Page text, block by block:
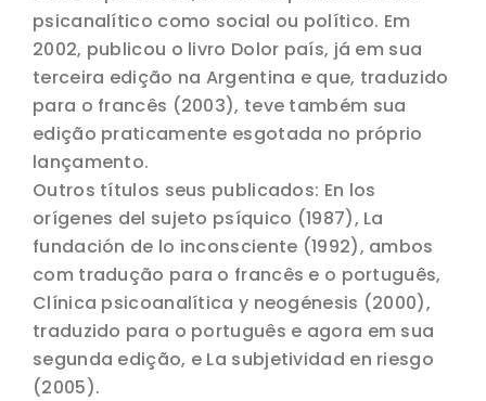
psicanalítico como social ou político. Em
2002, publicou o livro Dolor país, já em sua
terceira edição na Argentina e que, traduzido
para o francês (2003), teve também sua
edição praticamente esgotada no próprio
lançamento.
Outros títulos seus publicados: En los
orígenes del sujeto psíquico (1987), La
fundación de lo inconsciente (1992), ambos
com tradução para o francês e o português,
Clínica psicoanalítica y neogénesis (2000),
traduzido para o português e agora em sua
segunda edição, e La subjetividad en riesgo
(2005).